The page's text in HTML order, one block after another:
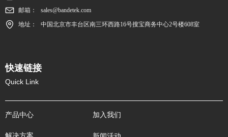
邮箱：
sales@bandetek.com
地址：
中国北京市丰台区南三环西路16号搜宝商务中心2号楼608室
快速链接
Quick Link
产品中心 加入我们